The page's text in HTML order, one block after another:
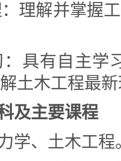
理解并掌握
具有自主学
土木工程最
及主要课程
学、土木工程